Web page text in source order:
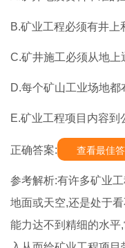
B.矿业工程必须有井上
C.矿井施工必须从地
D.每个矿山工业场地
E.矿业工程项目内容到
正确答案: 查看最佳
参考解析:有许多矿业
地面或天空,还是处于
能力达不到精细的水平